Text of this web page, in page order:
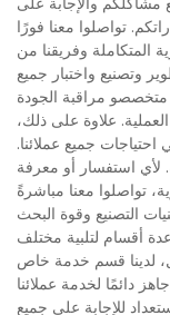
المتكاملة وفريقنا من
وتصنيع واختبار جميع
مراقبة الجودة
علاوة على ذلك،
جميع عملائنا.
لأي استفسار أو معرفة
التصنيع وقوة البحث
أقسام لتلبية مختلف
لدينا قسم خدمة خاص
دائمًا لخدمة عملائنا
للإجابة على جميع